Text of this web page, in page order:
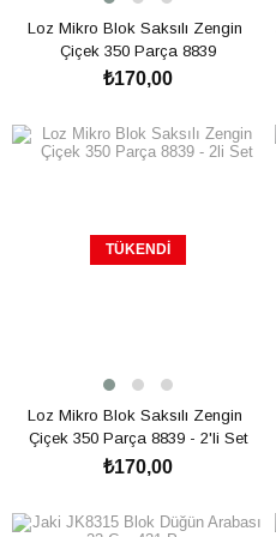
Loz Mikro Blok Saksılı Zengin
Çiçek 350 Parça 8839
₺170,00
TÜKENDI
Loz Mikro Blok Saksılı Zengin
Çiçek 350 Parça 8839 - 2'li Set
₺170,00